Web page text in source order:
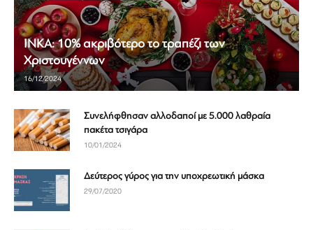
ΙΝΚΑ: 10% ακριβότερο το τραπέζι των
Χριστουγέννων
16/12/2024
Συνελήφθησαν αλλοδαποί με 5.000 λαθραία
πακέτα τσιγάρα
10/01/2024
Δεύτερος γύρος για την υποχρεωτική μάσκα
29/07/2020